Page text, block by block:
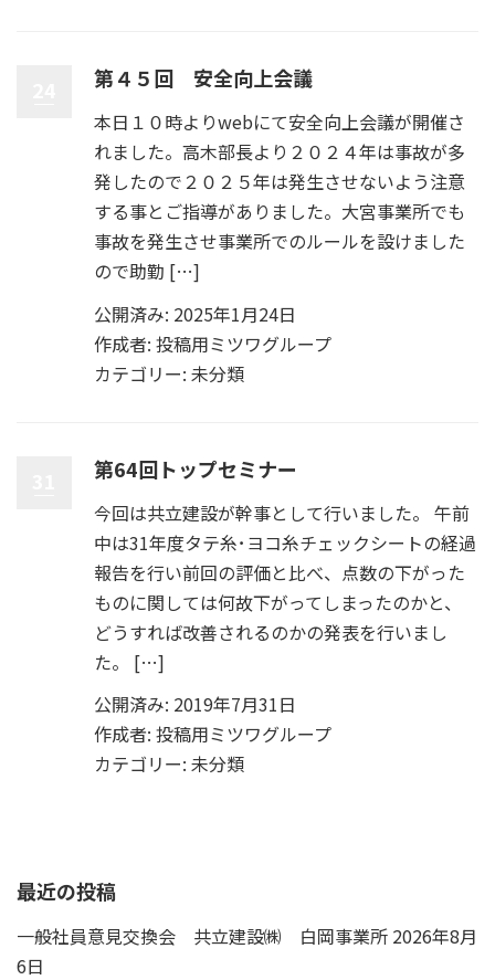
第４５回 安全向上会議
本日１０時よりwebにて安全向上会議が開催さ
れました。高木部長より２０２４年は事故が多
発したので２０２５年は発生させないよう注意
する事とご指導がありました。大宮事業所でも
事故を発生させ事業所でのルールを設けました
ので助勤 […]
公開済み: 2025年1月24日
作成者: 投稿用ミツワグループ
カテゴリー: 未分類
第64回トップセミナー
今回は共立建設が幹事として行いました。 午前
中は31年度タテ糸･ヨコ糸チェックシートの経過
報告を行い前回の評価と比べ、点数の下がった
ものに関しては何故下がってしまったのかと、
どうすれば改善されるのかの発表を行いまし
た。 […]
公開済み: 2019年7月31日
作成者: 投稿用ミツワグループ
カテゴリー: 未分類
最近の投稿
一般社員意見交換会 共立建設㈱ 白岡事業所 2026年8月
6日